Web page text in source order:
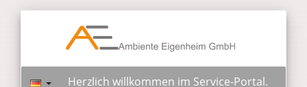
Herzlich willkommen im Service-Portal.